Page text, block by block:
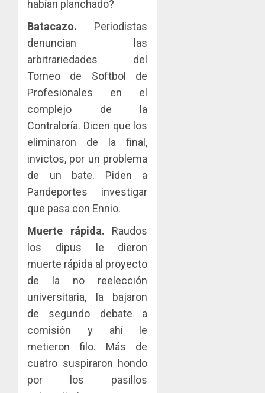
habían planchado?
Batacazo. Periodistas
denuncian las
arbitrariedades del
Torneo de Softbol de
Profesionales en el
complejo de la
Contraloría. Dicen que los
eliminaron de la final,
invictos, por un problema
de un bate. Piden a
Pandeportes investigar
que pasa con Ennio.
Muerte rápida. Raudos
los dipus le dieron
muerte rápida al proyecto
de la no reelección
universitaria, la bajaron
de segundo debate a
comisión y ahí le
metieron filo. Más de
cuatro suspiraron hondo
por los pasillos